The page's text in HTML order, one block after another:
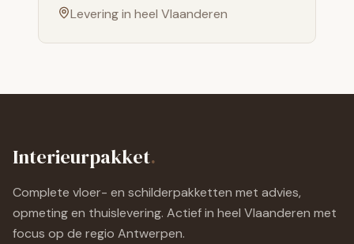
Levering in heel Vlaanderen
Interieurpakket.
Complete vloer- en schilderpakketten met advies,
opmeting en thuislevering. Actief in heel Vlaanderen met
focus op de regio Antwerpen.